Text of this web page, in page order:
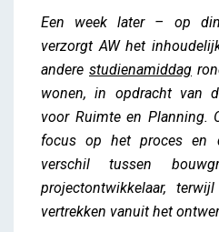
Een week later – op
verzorgt AW het
andere studienamiddag
wonen, in opdracht van
voor Ruimte en Planning.
focus op het proces en
verschil tussen
projectontwikkelaar,
vertrekken vanuit het